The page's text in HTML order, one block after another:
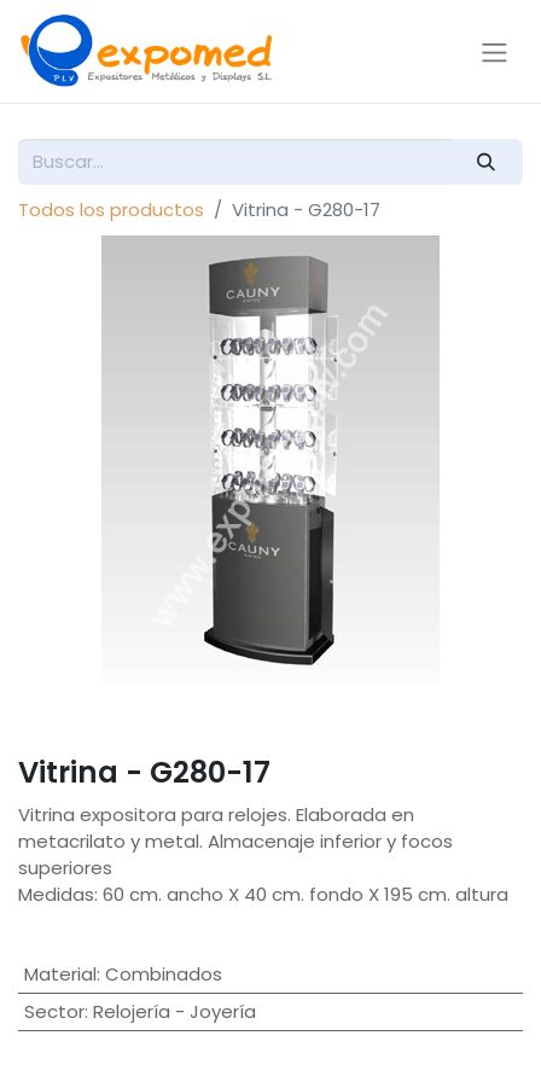
Todos los productos Vitrina - G280-17
Vitrina - G280-17
Vitrina expositora para relojes. Elaborada en
metacrilato y metal. Almacenaje inferior y focos
superiores
Medidas: 60 cm. ancho X 40 cm. fondo X 195 cm. altura
Material: Combinados
Sector: Relojería - Joyería